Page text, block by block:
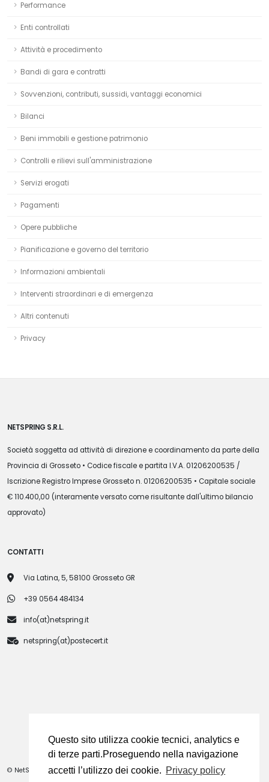
Questo sito utilizza cookie tecnici, analytics e
di terze parti.Proseguendo nella navigazione
accetti l’utilizzo dei cookie. Privacy policy
Performance
Enti controllati
Attività e procedimento
Bandi di gara e contratti
Sovvenzioni, contributi, sussidi, vantaggi economici
Bilanci
Beni immobili e gestione patrimonio
Controlli e rilievi sull'amministrazione
Servizi erogati
Pagamenti
Opere pubbliche
Pianificazione e governo del territorio
Informazioni ambientali
Interventi straordinari e di emergenza
Altri contenuti
Privacy
NETSPRING S.R.L.
Società soggetta ad attività di direzione e coordinamento da parte della
Provincia di Grosseto • Codice fiscale e partita I.V.A. 01206200535 /
Iscrizione Registro Imprese Grosseto n. 01206200535 • Capitale sociale
€ 110.400,00 (interamente versato come risultante dall'ultimo bilancio
approvato)
CONTATTI
Via Latina, 5, 58100 Grosseto GR
+39 0564 484134
info(at)netspring.it
netspring(at)postecert.it
© NetSpring. Tutti i diritti riservati. Immagini in Home create con l'IA di